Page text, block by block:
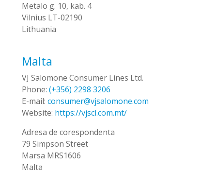
Metalo g. 10, kab. 4
Vilnius LT-02190
Lithuania
Malta
VJ Salomone Consumer Lines Ltd.
Phone: (+356) 2298 3206
E-mail: consumer@vjsalomone.com
Website: https://vjscl.com.mt/
Adresa de corespondenta
79 Simpson Street
Marsa MRS1606
Malta